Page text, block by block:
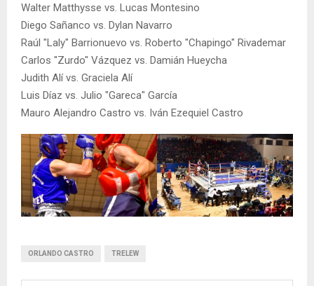
Walter Matthysse vs. Lucas Montesino
Diego Sañanco vs. Dylan Navarro
Raúl "Laly" Barrionuevo vs. Roberto "Chapingo" Rivademar
Carlos "Zurdo" Vázquez vs. Damián Hueycha
Judith Alí vs. Graciela Alí
Luis Díaz vs. Julio "Gareca" García
Mauro Alejandro Castro vs. Iván Ezequiel Castro
ORLANDO CASTRO TRELEW